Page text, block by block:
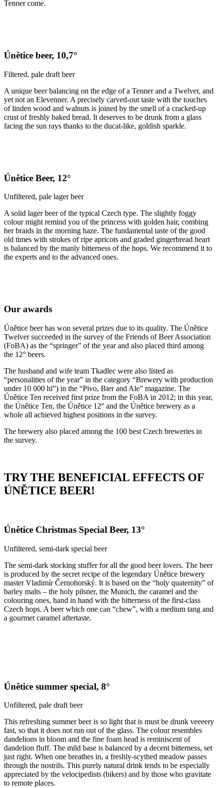
Tenner come.
Únětice beer, 10,7°
Filtered, pale draft beer
A unique beer balancing on the edge of a Tenner and a Twelver, and
yet not an Elevenner. A precisely carved-out taste with the touches
of linden wood and walnuts is joined by the smell of a cracked-up
crust of freshly baked bread. It deserves to be drunk from a glass
facing the sun rays thanks to the ducat-like, goldish sparkle.
Únětice Beer, 12°
Unfiltered, pale lager beer
A solid lager beer of the typical Czech type. The slightly foggy
colour might remind you of the princess with golden hair, combing
her braids in the morning haze. The fundamental taste of the good
old times with strokes of ripe apricots and graded gingerbread heart
is balanced by the manly bitterness of the hops. We recommend it to
the experts and to the advanced ones.
Our awards
Únětice beer has won several prizes due to its quality. The Únětice
Twelver succeeded in the survey of the Friends of Beer Association
(FoBA) as the “springer” of the year and also placed third among
the 12° beers.
The husband and wife team Tkadlec were also listed as
“personalities of the year” in the category “Brewery with production
under 10 000 hl”) in the “Pivo, Bier and Ale” magazine. The
Únětice Ten received first prize from the FoBA in 2012; in this year,
the Únětice Ten, the Únětice 12° and the Únětice brewery as a
whole all achieved highest positions in the survey.
The brewery also placed among the 100 best Czech breweries in
the survey.
TRY THE BENEFICIAL EFFECTS OF
ÚNĚTICE BEER!
Únětice Christmas Special Beer, 13°
Unfiltered, semi-dark special beer
The semi-dark stocking stuffer for all the good beer lovers. The beer
is produced by the secret recipe of the legendary Únětice brewery
master Vladimír Černohorský. It is based on the “holy quaternity” of
barley malts – the holy pilsner, the Munich, the caramel and the
colouring ones, hand in hand with the bitterness of the first-class
Czech hops. A beer which one can “chew”, with a medium tang and
a gourmet caramel aftertaste.
Únětice summer special, 8°
Unfiltered, pale draft beer
This refreshing summer beer is so light that is must be drunk veeeery
fast, so that it does not run out of the glass. The colour resembles
dandelions in bloom and the fine foam head is reminiscent of
dandelion fluff. The mild base is balanced by a decent bitterness, set
just right. When one breathes in, a freshly-scythed meadow passes
through the nostrils. This purely natural drink tends to be especially
appreciated by the velocipedists (bikers) and by those who gravitate
to remote places.